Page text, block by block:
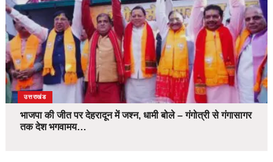
उत्तराखंड
भाजपा की जीत पर देहरादून में जश्न, धामी बोले – गंगोत्री से गंगासागर
तक देश भगवामय…